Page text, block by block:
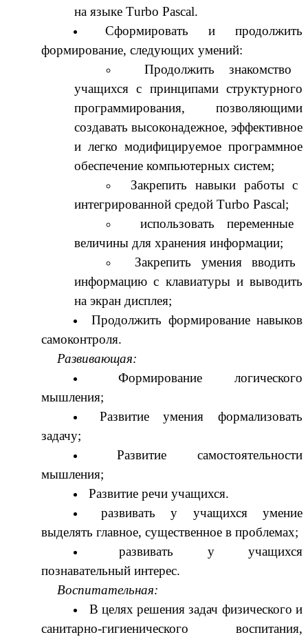
на языке Тurbo Pascal.
Сформировать и продолжить
формирование, следующих умений:
Продолжить знакомство
учащихся с принципами структурного
программирования, позволяющими
создавать высоконадежное, эффективное
и легко модифицируемое программное
обеспечение компьютерных систем;
Закрепить навыки работы с
интегрированной средой Тurbo Pascal;
использовать переменные
величины для хранения информации;
Закрепить умения вводить
информацию с клавиатуры и выводить
на экран дисплея;
Продолжить формирование навыков
самоконтроля.
Развивающая:
Формирование логического
мышления;
Развитие умения формализовать
задачу;
Развитие самостоятельности
мышления;
Развитие речи учащихся.
развивать у учащихся умение
выделять главное, существенное в проблемах;
развивать у учащихся
познавательный интерес.
Воспитательная:
В целях решения задач физического и
санитарно-гигиенического воспитания,